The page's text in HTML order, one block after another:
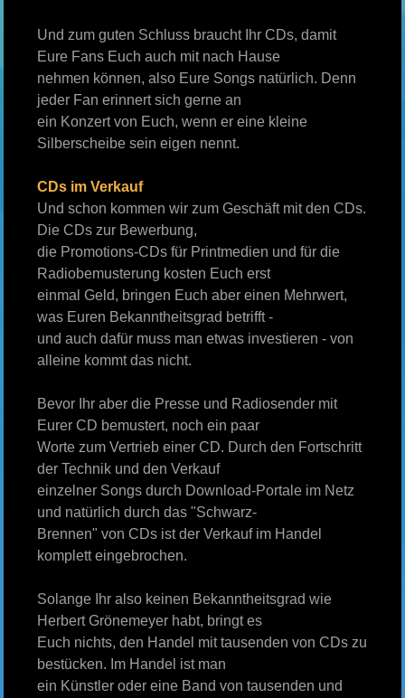
Und zum guten Schluss braucht Ihr CDs, damit
Eure Fans Euch auch mit nach Hause
nehmen können, also Eure Songs natürlich. Denn
jeder Fan erinnert sich gerne an
ein Konzert von Euch, wenn er eine kleine
Silberscheibe sein eigen nennt.
CDs im Verkauf
Und schon kommen wir zum Geschäft mit den CDs.
Die CDs zur Bewerbung,
die Promotions-CDs für Printmedien und für die
Radiobemusterung kosten Euch erst
einmal Geld, bringen Euch aber einen Mehrwert,
was Euren Bekanntheitsgrad betrifft -
und auch dafür muss man etwas investieren - von
alleine kommt das nicht.
Bevor Ihr aber die Presse und Radiosender mit
Eurer CD bemustert, noch ein paar
Worte zum Vertrieb einer CD. Durch den Fortschritt
der Technik und den Verkauf
einzelner Songs durch Download-Portale im Netz
und natürlich durch das "Schwarz-
Brennen" von CDs ist der Verkauf im Handel
komplett eingebrochen.
Solange Ihr also keinen Bekanntheitsgrad wie
Herbert Grönemeyer habt, bringt es
Euch nichts, den Handel mit tausenden von CDs zu
bestücken. Im Handel ist man
ein Künstler oder eine Band von tausenden und